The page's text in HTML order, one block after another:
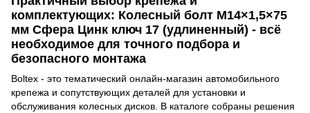
комплектующих: Колесный болт M14×1,5×75
мм Сфера Цинк ключ 17 (удлиненный) - всё
необходимое для точного подбора и
безопасного монтажа
Boltex - это тематический онлайн-магазин автомобильного
крепежа и сопутствующих деталей для установки и
обслуживания колесных дисков. В каталоге собраны решения